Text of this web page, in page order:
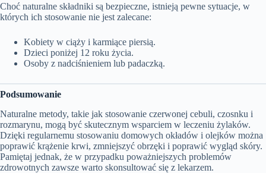
Choć naturalne składniki są bezpieczne, istnieją pewne sytuacje, w
których ich stosowanie nie jest zalecane:
Kobiety w ciąży i karmiące piersią.
Dzieci poniżej 12 roku życia.
Osoby z nadciśnieniem lub padaczką.
Podsumowanie
Naturalne metody, takie jak stosowanie czerwonej cebuli, czosnku i
rozmarynu, mogą być skutecznym wsparciem w leczeniu żylaków.
Dzięki regularnemu stosowaniu domowych okładów i olejków można
poprawić krążenie krwi, zmniejszyć obrzęki i poprawić wygląd skóry.
Pamiętaj jednak, że w przypadku poważniejszych problemów
zdrowotnych zawsze warto skonsultować się z lekarzem.